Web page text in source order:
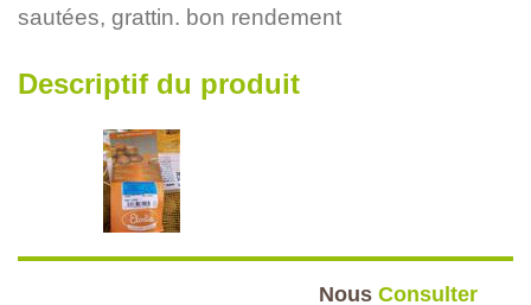
sautées, grattin. bon rendement
Descriptif du produit
Nous Consulter